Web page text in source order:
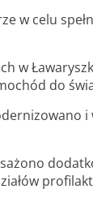
w celu
w
do